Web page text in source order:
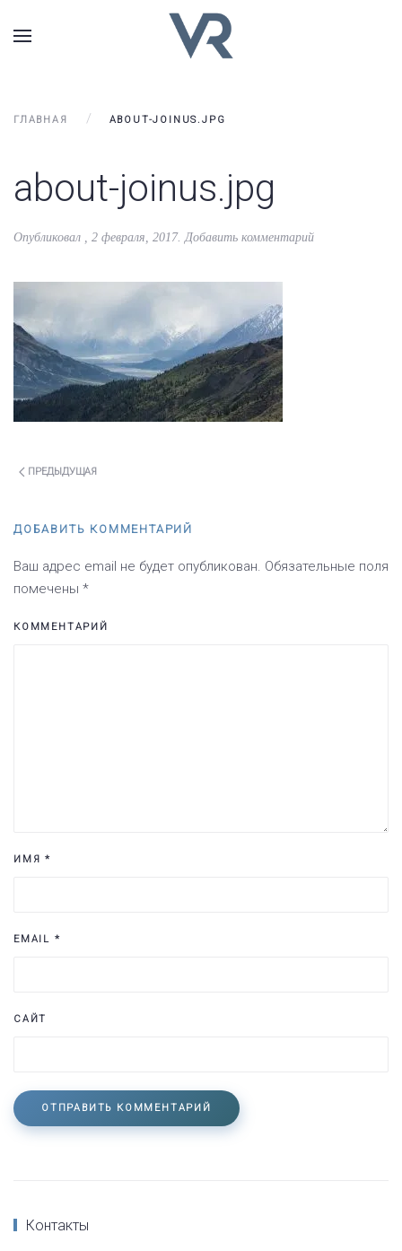
ГЛАВНАЯ ABOUT-JOINUS.JPG
about-joinus.jpg
Опубликовал , 2 февраля, 2017.Добавить комментарий
ПРЕДЫДУЩАЯ
ДОБАВИТЬ КОММЕНТАРИЙ
Ваш адрес email не будет опубликован. Обязательные поля
помечены *
КОММЕНТАРИЙ
ИМЯ*
EMAIL *
САЙТ
ОТПРАВИТЬ КОММЕНТАРИЙ
Контакты